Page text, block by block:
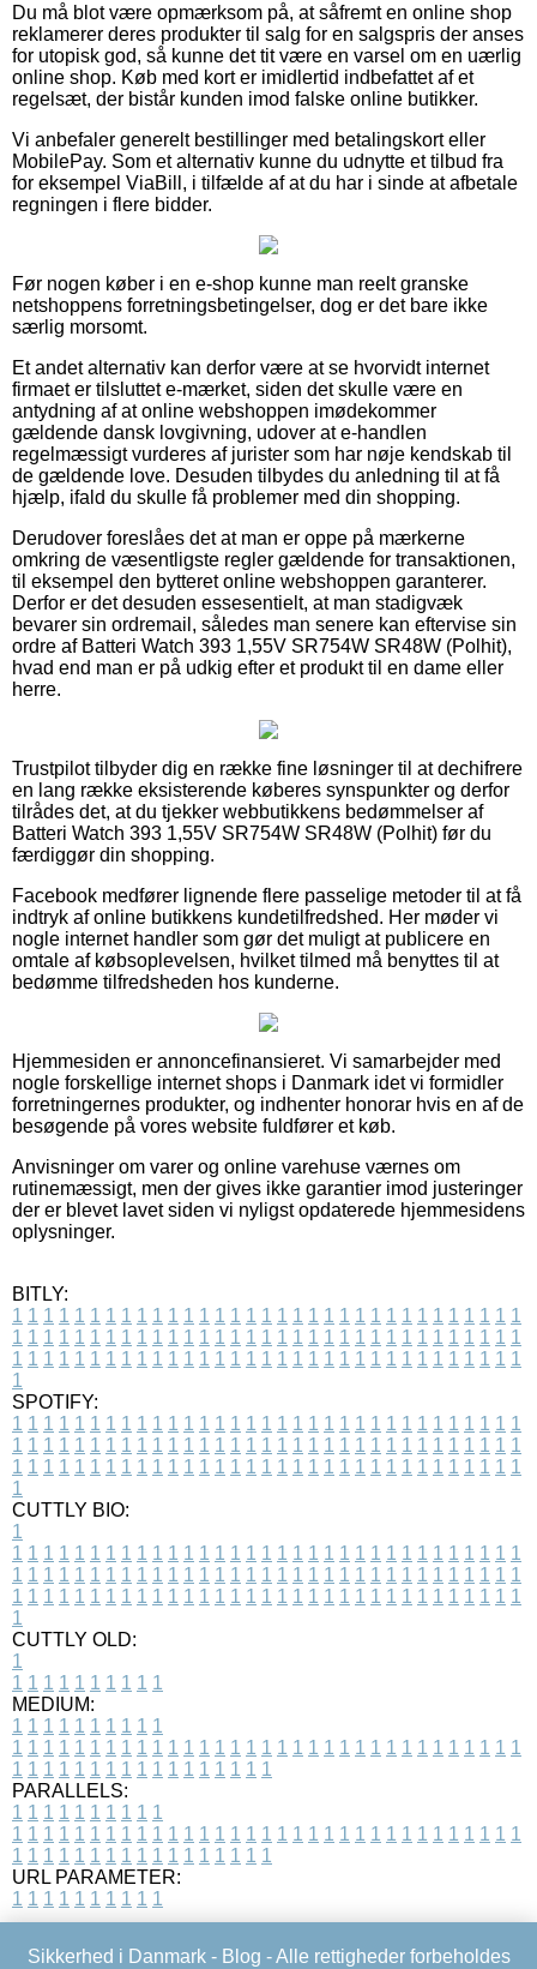
Du må blot være opmærksom på, at såfremt en online shop
reklamerer deres produkter til salg for en salgspris der anses
for utopisk god, så kunne det tit være en varsel om en uærlig
online shop. Køb med kort er imidlertid indbefattet af et
regelsæt, der bistår kunden imod falske online butikker.
Vi anbefaler generelt bestillinger med betalingskort eller
MobilePay. Som et alternativ kunne du udnytte et tilbud fra
for eksempel ViaBill, i tilfælde af at du har i sinde at afbetale
regningen i flere bidder.
Før nogen køber i en e-shop kunne man reelt granske
netshoppens forretningsbetingelser, dog er det bare ikke
særlig morsomt.
Et andet alternativ kan derfor være at se hvorvidt internet
firmaet er tilsluttet e-mærket, siden det skulle være en
antydning af at online webshoppen imødekommer
gældende dansk lovgivning, udover at e-handlen
regelmæssigt vurderes af jurister som har nøje kendskab til
de gældende love. Desuden tilbydes du anledning til at få
hjælp, ifald du skulle få problemer med din shopping.
Derudover foreslåes det at man er oppe på mærkerne
omkring de væsentligste regler gældende for transaktionen,
til eksempel den bytteret online webshoppen garanterer.
Derfor er det desuden essesentielt, at man stadigvæk
bevarer sin ordremail, således man senere kan eftervise sin
ordre af Batteri Watch 393 1,55V SR754W SR48W (Polhit),
hvad end man er på udkig efter et produkt til en dame eller
herre.
Trustpilot tilbyder dig en række fine løsninger til at dechifrere
en lang række eksisterende køberes synspunkter og derfor
tilrådes det, at du tjekker webbutikkens bedømmelser af
Batteri Watch 393 1,55V SR754W SR48W (Polhit) før du
færdiggør din shopping.
Facebook medfører lignende flere passelige metoder til at få
indtryk af online butikkens kundetilfredshed. Her møder vi
nogle internet handler som gør det muligt at publicere en
omtale af købsoplevelsen, hvilket tilmed må benyttes til at
bedømme tilfredsheden hos kunderne.
Hjemmesiden er annoncefinansieret. Vi samarbejder med
nogle forskellige internet shops i Danmark idet vi formidler
forretningernes produkter, og indhenter honorar hvis en af de
besøgende på vores website fuldfører et køb.
Anvisninger om varer og online varehuse værnes om
rutinemæssigt, men der gives ikke garantier imod justeringer
der er blevet lavet siden vi nyligst opdaterede hjemmesidens
oplysninger.
BITLY:
1 1 1 1 1 1 1 1 1 1 1 1 1 1 1 1 1 1 1 1 1 1 1 1 1 1 1 1 1 1 1 1 1
1 1 1 1 1 1 1 1 1 1 1 1 1 1 1 1 1 1 1 1 1 1 1 1 1 1 1 1 1 1 1 1 1
1 1 1 1 1 1 1 1 1 1 1 1 1 1 1 1 1 1 1 1 1 1 1 1 1 1 1 1 1 1 1 1 1
1
SPOTIFY:
1 1 1 1 1 1 1 1 1 1 1 1 1 1 1 1 1 1 1 1 1 1 1 1 1 1 1 1 1 1 1 1 1
1 1 1 1 1 1 1 1 1 1 1 1 1 1 1 1 1 1 1 1 1 1 1 1 1 1 1 1 1 1 1 1 1
1 1 1 1 1 1 1 1 1 1 1 1 1 1 1 1 1 1 1 1 1 1 1 1 1 1 1 1 1 1 1 1 1
1
CUTTLY BIO:
1
1 1 1 1 1 1 1 1 1 1 1 1 1 1 1 1 1 1 1 1 1 1 1 1 1 1 1 1 1 1 1 1 1
1 1 1 1 1 1 1 1 1 1 1 1 1 1 1 1 1 1 1 1 1 1 1 1 1 1 1 1 1 1 1 1 1
1 1 1 1 1 1 1 1 1 1 1 1 1 1 1 1 1 1 1 1 1 1 1 1 1 1 1 1 1 1 1 1 1
1
CUTTLY OLD:
1
1 1 1 1 1 1 1 1 1 1
MEDIUM:
1 1 1 1 1 1 1 1 1 1
1 1 1 1 1 1 1 1 1 1 1 1 1 1 1 1 1 1 1 1 1 1 1 1 1 1 1 1 1 1 1 1 1
1 1 1 1 1 1 1 1 1 1 1 1 1 1 1 1 1
PARALLELS:
1 1 1 1 1 1 1 1 1 1
1 1 1 1 1 1 1 1 1 1 1 1 1 1 1 1 1 1 1 1 1 1 1 1 1 1 1 1 1 1 1 1 1
1 1 1 1 1 1 1 1 1 1 1 1 1 1 1 1 1
URL PARAMETER:
1 1 1 1 1 1 1 1 1 1
Sikkerhed i Danmark - Blog - Alle rettigheder forbeholdes